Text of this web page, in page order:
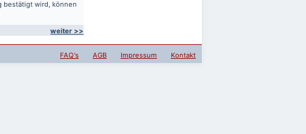
bestätigt wird, können
weiter >>
FAQ's AGB Impressum Kontakt